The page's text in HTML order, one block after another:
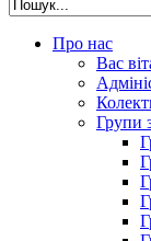
Про нас
Вас
Групи